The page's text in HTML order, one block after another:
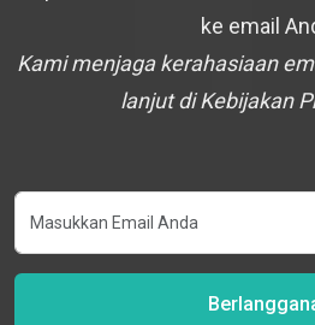
ke email
Kami menjaga kerahasiaan
lanjut di Kebijakan